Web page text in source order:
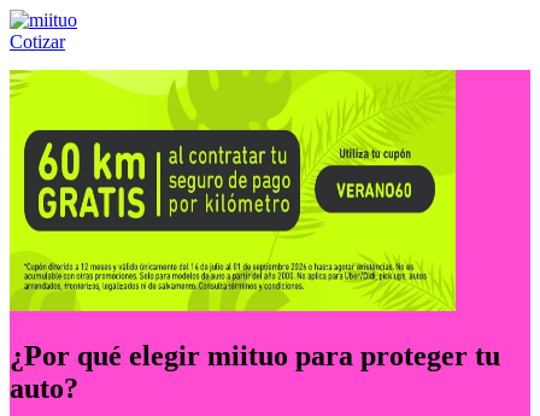
Cotizar
Llámanos al:(55) 84-21-05-00 ó
¿Por qué elegir miituo para proteger tu
auto?